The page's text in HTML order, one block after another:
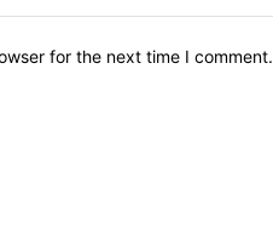
for the next time I comment.